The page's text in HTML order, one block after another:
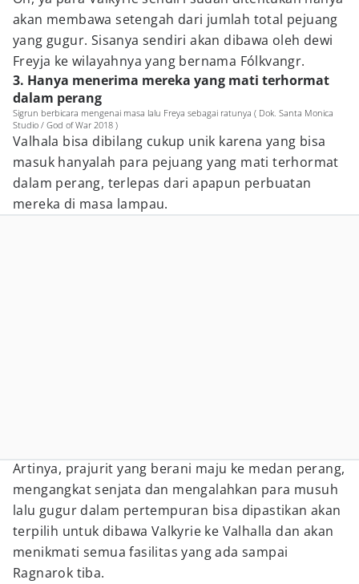
akan membawa setengah dari jumlah total pejuang
yang gugur. Sisanya sendiri akan dibawa oleh dewi
Freyja ke wilayahnya yang bernama Fólkvangr.
3. Hanya menerima mereka yang mati terhormat
dalam perang
Sigrun berbicara mengenai masa lalu Freya sebagai ratunya ( Dok. Santa Monica
Studio / God of War 2018 )
Valhala bisa dibilang cukup unik karena yang bisa
masuk hanyalah para pejuang yang mati terhormat
dalam perang, terlepas dari apapun perbuatan
mereka di masa lampau.
Artinya, prajurit yang berani maju ke medan perang,
mengangkat senjata dan mengalahkan para musuh
lalu gugur dalam pertempuran bisa dipastikan akan
terpilih untuk dibawa Valkyrie ke Valhalla dan akan
menikmati semua fasilitas yang ada sampai
Ragnarok tiba.